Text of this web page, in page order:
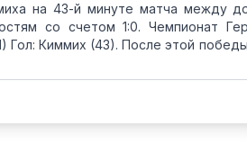
на 43-й минуте матча между
со счетом 1:0. Чемпионат
Гол: Киммих (43). После этой